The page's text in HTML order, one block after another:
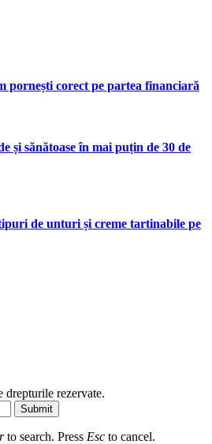
pornești corect pe partea financiară
și sănătoase în mai puțin de 30 de
de unturi și creme tartinabile pe
rezervate.
Submit
to search. Press Esc to cancel.